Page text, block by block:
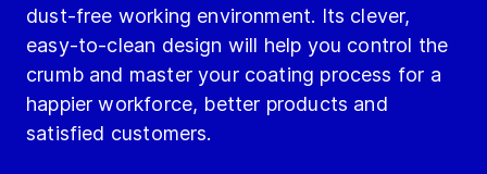
dust-free working environment. Its clever,
easy-to-clean design will help you control the
crumb and master your coating process for a
happier workforce, better products and
satisfied customers.